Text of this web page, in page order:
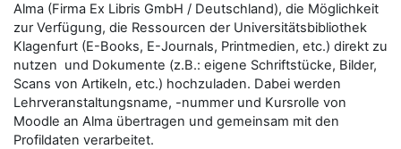
Alma (Firma Ex Libris GmbH / Deutschland), die Möglichkeit
zur Verfügung, die Ressourcen der Universitätsbibliothek
Klagenfurt (E-Books, E-Journals, Printmedien, etc.) direkt zu
nutzen und Dokumente (z.B.: eigene Schriftstücke, Bilder,
Scans von Artikeln, etc.) hochzuladen. Dabei werden
Lehrveranstaltungsname, -nummer und Kursrolle von
Moodle an Alma übertragen und gemeinsam mit den
Profildaten verarbeitet.